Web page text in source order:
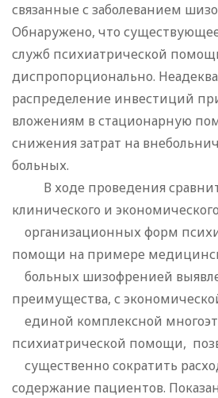
связанные с заболеванием
Обнаружено, что
служб психиатрической
диспропорционально.
распределение инвестиций
вложениям в стационарную
снижения затрат на
больных.
В ходе проведения
клинического и
организационных форм
помощи на примере
больных шизофренией
преимущества, с
единой комплексной
психиатрической помощи,
существенно сократить
содержание пациентов.